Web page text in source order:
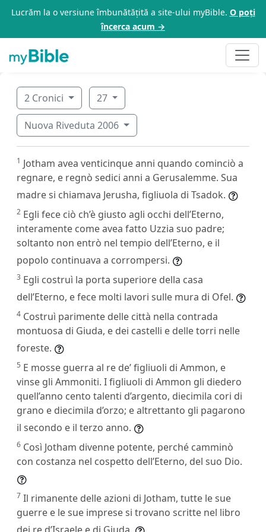
Lucrăm la o versiune îmbunătățită a site-ului myBible. O poți
încerca acum →
2 Cronici 27
Nuova Riveduta 2006
1 Jotham avea venticinque anni quando cominciò a
regnare, e regnò sedici anni a Gerusalemme. Sua
madre si chiamava Jerusha, figliuola di Tsadok.
2 Egli fece ciò ch’è giusto agli occhi dell’Eterno,
interamente come avea fatto Uzzia suo padre;
soltanto non entrò nel tempio dell’Eterno, e il
popolo continuava a corrompersi.
3 Egli costruì la porta superiore della casa
dell’Eterno, e fece molti lavori sulle mura di Ofel.
4 Costruì parimente delle città nella contrada
montuosa di Giuda, e dei castelli e delle torri nelle
foreste.
5 E mosse guerra al re de’ figliuoli di Ammon, e
vinse gli Ammoniti. I figliuoli di Ammon gli diedero
quell’anno cento talenti d’argento, diecimila cori di
grano e diecimila d’orzo; e altrettanto gli pagarono
il secondo e il terzo anno.
6 Così Jotham divenne potente, perché camminò
con costanza nel cospetto dell’Eterno, del suo Dio.
7 Il rimanente delle azioni di Jotham, tutte le sue
guerre e le sue imprese si trovano scritte nel libro